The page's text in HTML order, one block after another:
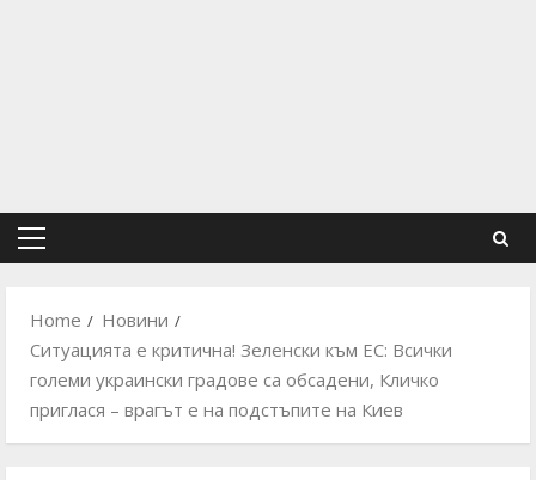
Primary
Home
Новини
Ситуацията е критична! Зеленски към ЕС: Всички
големи украински градове са обсадени, Кличко
приглася – врагът е на подстъпите на Киев